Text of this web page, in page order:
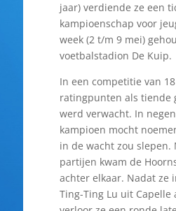
jaar) verdiende ze een
kampioenschap voor
week (2 t/m 9 mei)
voetbalstadion De Kuip.
In een competitie van
ratingpunten als tiende
werd verwacht. In
kampioen mocht
in de wacht zou
partijen kwam de
achter elkaar. Nadat ze
Ting-Ting Lu uit Capelle